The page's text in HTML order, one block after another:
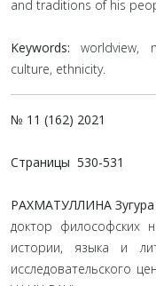
and traditions of his
Keywords: worldview,
culture, ethnicity.
№ 11 (162) 2021
Страницы 530-531
РАХМАТУЛЛИНА Зугура
доктор философских
истории, языка и
исследовательского